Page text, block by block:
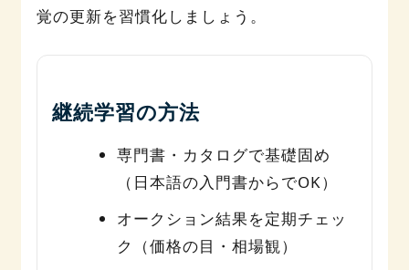
覚の更新を習慣化しましょう。
継続学習の方法
専門書・カタログで基礎固め
（日本語の入門書からでOK）
オークション結果を定期チェッ
ク（価格の目・相場観）